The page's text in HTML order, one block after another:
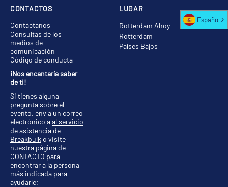
LUGAR
Rotterdam Ahoy
Rotterdam
Países Bajos
CONTACTOS
Contáctanos
Consultas de los
medios de
comunicación
Código de conducta
¡Nos encantaría saber
de ti!
Si tienes alguna
pregunta sobre el
evento, envía un correo
electrónico aal servicio
de asistencia de
Breakbulk o visite
nuestra página de
CONTACTO para
encontrar a la persona
más indicada para
ayudarle;
Español